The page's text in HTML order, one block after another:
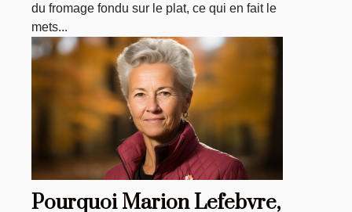
typiquement suisse.
du fromage fondu sur le plat, ce qui en fait le
mets...
Pourquoi Marion Lefebvre,